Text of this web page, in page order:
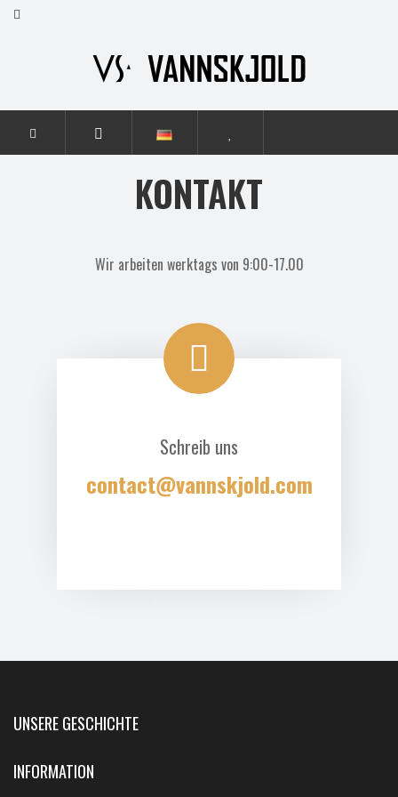
STARTSEITE KONTAKT
KONTAKT
Wir arbeiten werktags von 9:00-17.00
Schreib uns
contact@vannskjold.com
UNSERE GESCHICHTE
INFORMATION